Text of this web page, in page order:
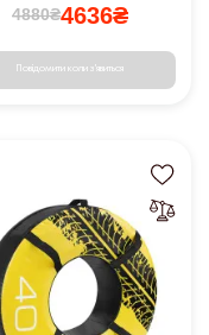
4880₴4636₴
Повідомити коли з'явиться